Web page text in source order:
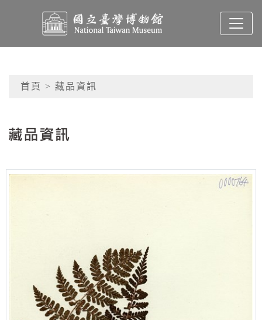
國立臺灣博物館典藏
網頁導覽
首頁 > 藏品資訊